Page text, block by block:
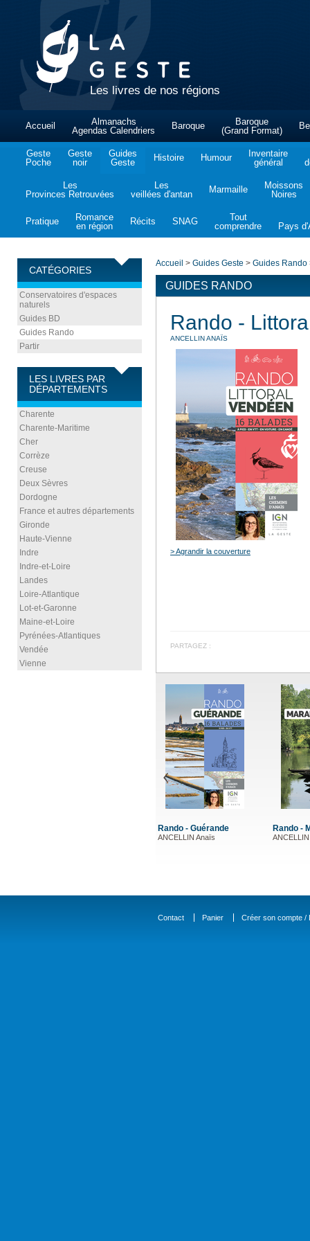
Les livres de nos régions
Accueil
Almanachs
Agendas Calendriers
Baroque
Baroque
(Grand Format)
Geste
Poche
Geste
noir
Guides
Geste
Histoire Humour
Inventaire
général
Les
Provinces Retrouvées
Les
veillées d'antan
Marmaille
Moissons
Noires
Pratique
Romance
en région
Récits SNAG
Tout
comprendre
Pays
CATÉGORIES
Conservatoires d'espaces
naturels
Guides BD
Guides Rando
Partir
LES LIVRES PAR
DÉPARTEMENTS
Charente
Charente-Maritime
Cher
Corrèze
Creuse
Deux Sèvres
Dordogne
France et autres départements
Gironde
Haute-Vienne
Indre
Indre-et-Loire
Landes
Loire-Atlantique
Lot-et-Garonne
Maine-et-Loire
Pyrénées-Atlantiques
Vendée
Vienne
Accueil > Guides Geste > Guides Rando
GUIDES RANDO
Rando -
ANCELLIN ANAÏS
> Agrandir la couverture
PARTAGEZ :
Rando - Marais poitevin
ANCELLIN Anaïs
Rando - Île de Ré
ANCELLIN Anaïs
Contact Panier Créer son compte /